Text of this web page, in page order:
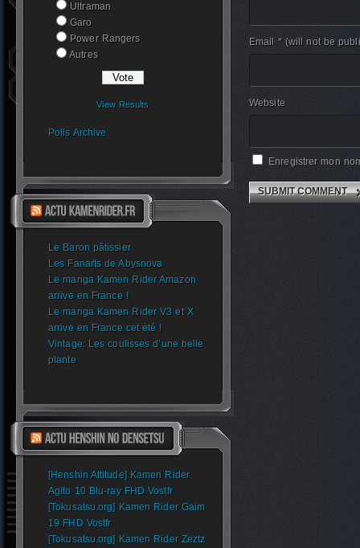
Ultraman
Garo
Power Rangers
Autres
View Results
Polls Archive
Le Baron pâtissier
Les Fanarts de Abysnova
Le manga Kamen Rider Amazon
arrive en France !
Le manga Kamen Rider V3 et X
arrive en France cet été !
Vintage: Les coulisses d’une belle
plante
[Henshin Attitude] Kamen Rider
Agito 10 Blu-ray FHD Vostfr
[Tokusatsu.org] Kamen Rider Gaim
19 FHD Vostfr
[Tokusatsu.org] Kamen Rider Zeztz
Email * (will not be
Website
Enregistrer mon